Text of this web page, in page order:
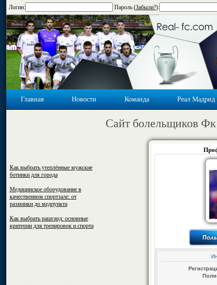
Логин: Пароль (Забыли?):
Главная Новости Команда Реал Мадрид
Cайт болельщиков
Как выбрать утеплённые мужские
ботинки для города
Медицинское оборудование в
качественном спортзале: от
разминки до медпункта
Как выбрать рашгард: основные
критерии для тренировок и спорта